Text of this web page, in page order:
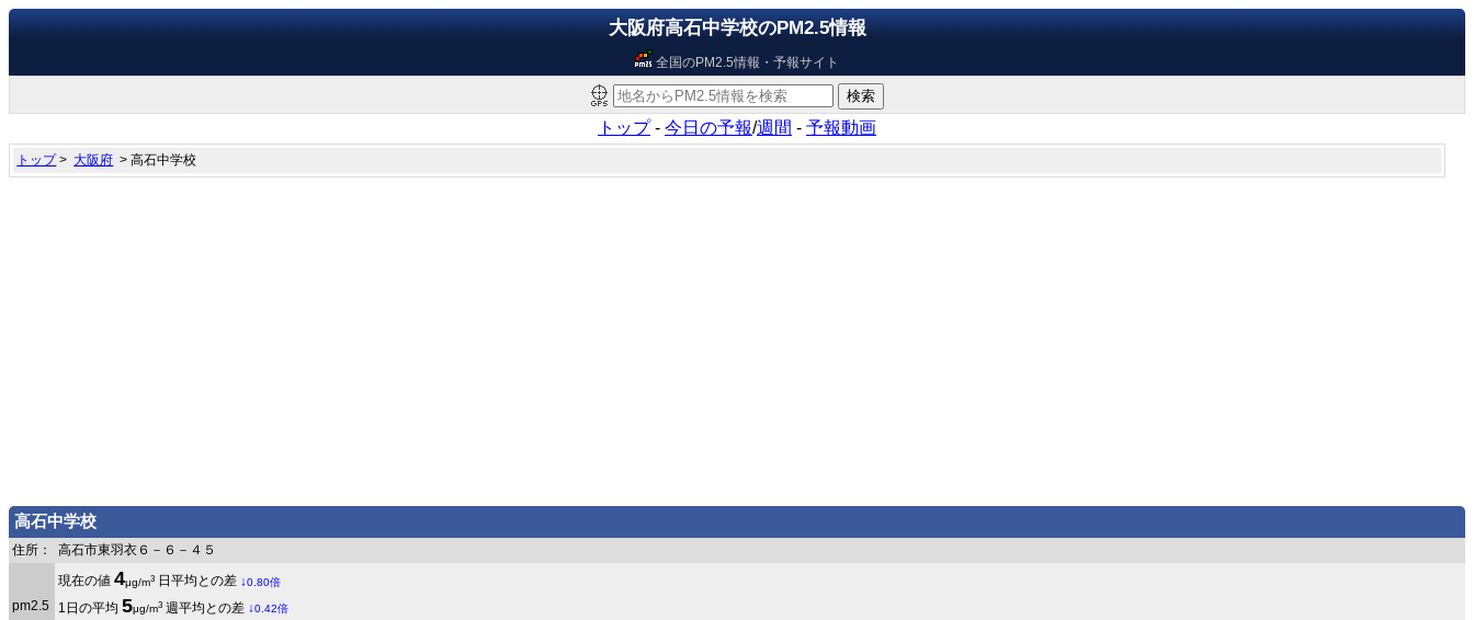
大阪府高石中学校のPM2.5情報
全国のPM2.5情報・予報サイト
トップ- 今日の予報/週間 - 予報動画
トップ>大阪府 > 高石中学校
高石中学校
住所： 高石市東羽衣６－６－４５
pm2.5
現在の値 4μg/m3 日平均との差 ↓0.80倍
1日の平均 5μg/m3 週平均との差 ↓0.42倍